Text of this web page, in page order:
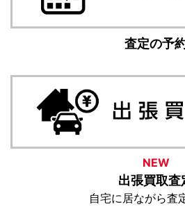
査定の予
NEW
出張買取査
自宅に居ながら査